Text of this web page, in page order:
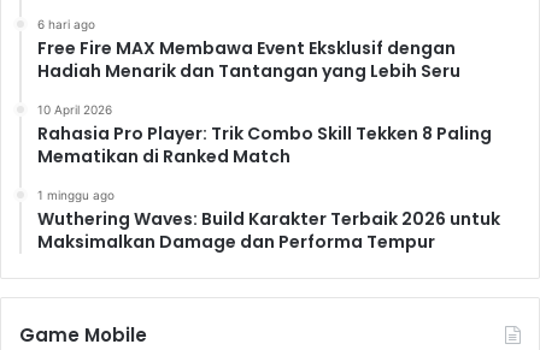
6 hari ago
Free Fire MAX Membawa Event Eksklusif dengan
Hadiah Menarik dan Tantangan yang Lebih Seru
10 April 2026
Rahasia Pro Player: Trik Combo Skill Tekken 8 Paling
Mematikan di Ranked Match
1 minggu ago
Wuthering Waves: Build Karakter Terbaik 2026 untuk
Maksimalkan Damage dan Performa Tempur
Game Mobile